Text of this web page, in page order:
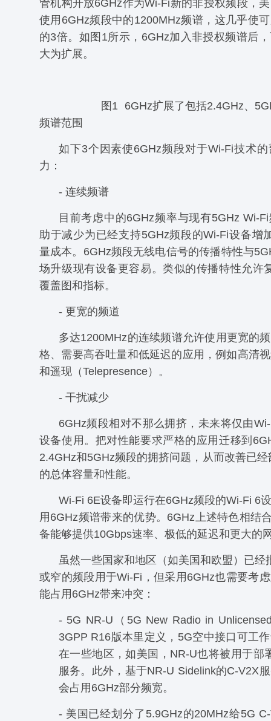
管机构开放6GHz作为Wi-Fi新的非授权频段，
使用6GHz频段中的1200MHz频谱，这几乎使
的3倍。如图1所示，6GHz加入非授权频谱后
大为扩展。
图1 6GHz扩展了包括2.4GHz、
频谱范围
如下3个因素使6GHz频段对于Wi-Fi技术
力：
- 连续频谱
目前考虑中的6GHz频率与现有5GHz Wi-
助于减少为已经支持5GHz频段的Wi-Fi设备增
量成本。6GHz频段无线电信号的传播特性与
场升级现有设备更容易。类似的传播特性允许
覆盖图和指标。
- 更宽的频道
多达1200MHz的连续频谱允许使用更宽的
格、需要高吞吐量和低延迟的应用，例如高清
和遥现（Telepresence）。
- 干扰减少
6GHz频段相对不那么拥挤，未来将仅由
设备使用。把对性能要求严格的应用迁移到
2.4GHz和5GHz频段的拥挤问题，从而改善已
的总体容量和性能。
Wi-Fi 6E设备即运行在6GHz频段的Wi-Fi 6
用6GHz频谱带来的优势。6GHz上述特色相结
备能够提供10Gbps速率、极低的延迟和更大的
虽然一些国家和地区（如美国和欧盟）已经
或窄的频段用于Wi-Fi，但采用6GHz也需要考
能占用6GHz带来冲突：
- 5G NR-U（5G New Radio in
3GPP R16版本里定义，5G空中接口可工
在一些地区，如美国，NR-U也将被用于部
服务。此外，基于NR-U Sidelink的C-V2X
会占用6GHz部分频宽。
- 美国已经划分了5.9GHz的20MHz给5G